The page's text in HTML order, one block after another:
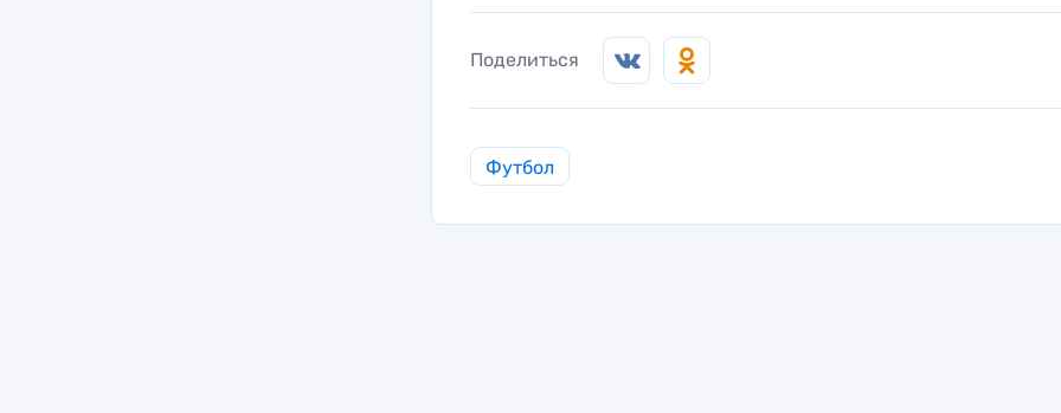
Поделиться
Футбол